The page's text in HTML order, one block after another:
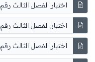
اختبار الفصل الثالث رقم 04
اختبار الفصل الثالث رقم 03
اختبار الفصل الثالث رقم 03